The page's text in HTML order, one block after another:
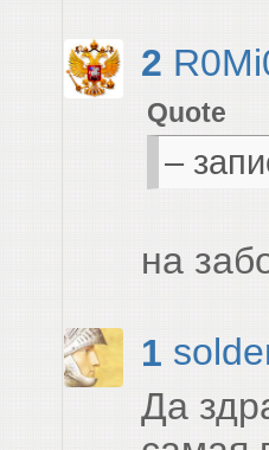
2
Quote
–
на
1
Да